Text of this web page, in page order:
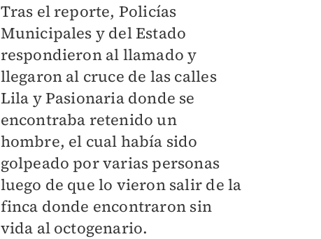
Tras el reporte, Policías
Municipales y del Estado
respondieron al llamado y
llegaron al cruce de las calles
Lila y Pasionaria donde se
encontraba retenido un
hombre, el cual había sido
golpeado por varias personas
luego de que lo vieron salir de la
finca donde encontraron sin
vida al octogenario.